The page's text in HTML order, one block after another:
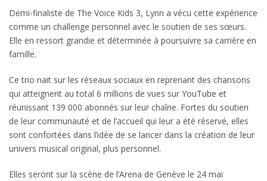
Demi-finaliste de The Voice Kids 3, Lynn a vécu cette expérience
comme un challenge personnel avec le soutien de ses sœurs.
Elle en ressort grandie et déterminée à poursuivre sa carrière en
famille.
Ce trio nait sur les réseaux sociaux en reprenant des chansons
qui atteignent au total 6 millions de vues sur YouTube et
réunissant 139 000 abonnés sur leur chaîne. Fortes du soutien
de leur communauté et de l’accueil qui leur a été réservé, elles
sont confortées dans l’idée de se lancer dans la création de leur
univers musical original, plus personnel.
Elles seront sur la scène de l’Arena de Genève le 24 mai